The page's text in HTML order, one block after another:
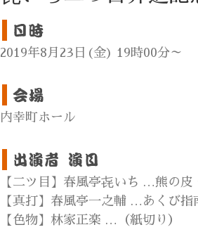
2019年8月23日(金) 19時00分～
内幸町ホール
【二ツ目】春風亭㐂いち …熊の皮
【真打】春風亭一之輔 …あくび指
【色物】林家正楽 …（紙切り）